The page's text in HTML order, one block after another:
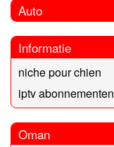
Auto
Informatie
niche pour chien
iptv abonnementen
Oman